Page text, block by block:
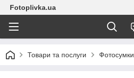
Fotoplivka.ua
Товари та послуги Фотосумки